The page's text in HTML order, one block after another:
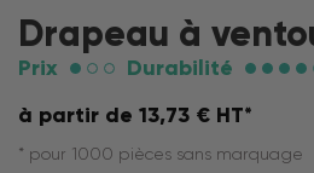
Drapeau à
Prix Durabilité
à partir de 13,73 € HT*
* pour 1000 pièces sans marquage